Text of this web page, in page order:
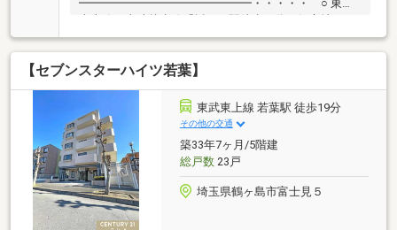
━━━━━━━━━━━━━━━・・・・・ ○ 東武
２路線利用可能 ○ ５階部分南西・北西角部屋につき
陽当たり・通風・眺望良好 ○ 専有面積１７．９８平
米のワンルーム ○ スーパー・コンビニ・ドラッグス
トア・病院等周辺には生活施設が充実 ○ エレベータ
ーあり ○ 室内綺麗にお使いです
【セブンスターハイツ若葉】
東武東上線 若葉駅 徒歩19分
その他の交通
築33年7ヶ月/5階建
総戸数23戸
埼玉県鶴ヶ島市富士見５